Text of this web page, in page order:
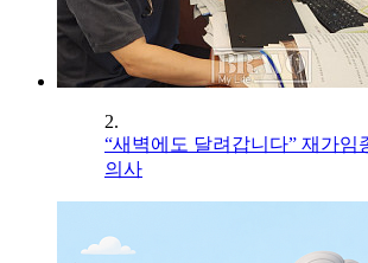
2.
“새벽에도 달려갑니다” 재가임
의사